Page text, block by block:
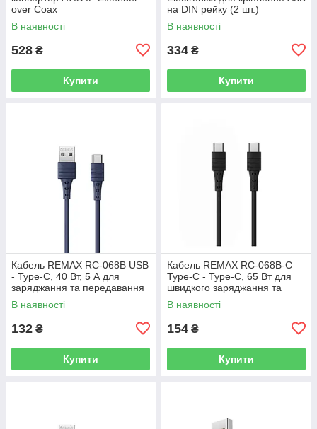
over Coax
В наявності
528 ₴
Купити
на DIN рейку (2 шт.)
В наявності
334 ₴
Купити
Кабель REMAX RC-068B USB
- Type-C, 40 Вт, 5 А для
заряджання та передавання
даних
В наявності
132 ₴
Купити
Кабель REMAX RC-068B-C
Type-C - Type-C, 65 Вт для
швидкого заряджання та
передавання даних
В наявності
154 ₴
Купити